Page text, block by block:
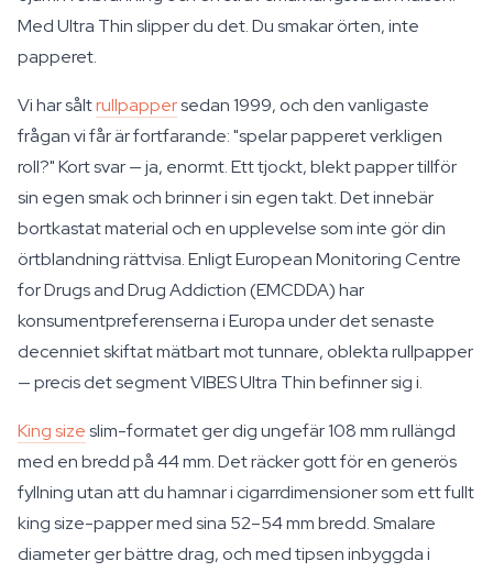
Med Ultra Thin slipper du det. Du smakar örten, inte
papperet.
Vi har såltrullpappersedan 1999, och den vanligaste
frågan vi får är fortfarande: "spelar papperet verkligen
roll?" Kort svar — ja, enormt. Ett tjockt, blekt papper tillför
sin egen smak och brinner i sin egen takt. Det innebär
bortkastat material och en upplevelse som inte gör din
örtblandning rättvisa. Enligt European Monitoring Centre
for Drugs and Drug Addiction (EMCDDA) har
konsumentpreferenserna i Europa under det senaste
decenniet skiftat mätbart mot tunnare, oblekta rullpapper
— precis det segment VIBES Ultra Thin befinner sig i.
King sizeslim-formatet ger dig ungefär 108 mm rullängd
med en bredd på 44 mm. Det räcker gott för en generös
fyllning utan att du hamnar i cigarrdimensioner som ett fullt
king size-papper med sina 52–54 mm bredd. Smalare
diameter ger bättre drag, och med tipsen inbyggda i